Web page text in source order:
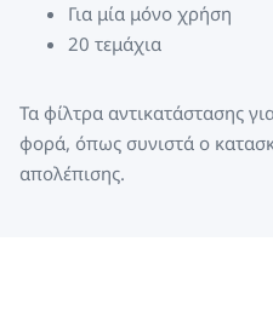
Για μία μόνο χρήση
20 τεμάχια
Τα φίλτρα αντικατάστασης
φορά, όπως συνιστά ο
απολέπισης.